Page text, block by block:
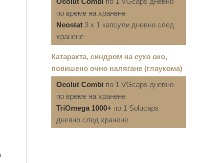
по време на хранене
Neostat 3 x 1 капсули дневно след
хранене
Катаракта, синдром на сухо око,
повишено очно налягане (глаукома)
Ocolut Combi по 1 VGcaps дневно
по време на хранене
TriOmega 1000+ по 1 Solucaps
дневно след хранене